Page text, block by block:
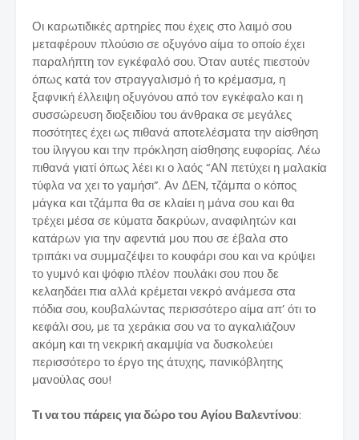
Οι καρωτιδικές αρτηρίες που έχεις στο λαιμό σου
μεταφέρουν πλούσιο σε οξυγόνο αίμα το οποίο έχει
παραλήπτη τον εγκέφαλό σου. Όταν αυτές πιεστούν
όπως κατά τον στραγγαλισμό ή το κρέμασμα, η
ξαφνική έλλειψη οξυγόνου από τον εγκέφαλο και η
συσσώρευση διοξειδίου του άνθρακα σε μεγάλες
ποσότητες έχει ως πιθανά αποτελέσματα την αίσθηση
του ίλιγγου και την πρόκληση αίσθησης ευφορίας. Λέω
πιθανά γιατί όπως λέει κι ο λαός “ΑΝ πετύχει η μαλακία
τύφλα να χει το γαμήσι”. Αν ΔΕN, τζάμπα ο κόπος
μάγκα και τζάμπα θα σε κλαίει η μάνα σου και θα
τρέχει μέσα σε κύματα δακρύων, αναφιλητών και
κατάρων για την αφεντιά μου που σε έβαλα στο
τριπάκι να συμμαζέψει το κουφάρι σου και να κρύψει
το γυμνό και ψόφιο πλέον πουλάκι σου που δε
κελαηδάει πια αλλά κρέμεται νεκρό ανάμεσα στα
πόδια σου, κουβαλώντας περισσότερο αίμα απ’ ότι το
κεφάλι σου, με τα χεράκια σου να το αγκαλιάζουν
ακόμη και τη νεκρική ακαμψία να δυσκολεύει
περισσότερο το έργο της άτυχης, πανικόβλητης
μανούλας σου!
Τι να του πάρεις για δώρο του Αγίου Βαλεντίνου: